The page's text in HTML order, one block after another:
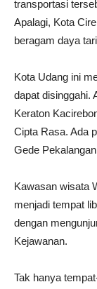
transportasi
Apalagi, Kota
beragam daya
Kota Udang ini
dapat disinggahi.
Keraton
Cipta Rasa. Ada
Gede
Kawasan wisata
menjadi tempat
dengan
Kejawanan.
Tak hanya